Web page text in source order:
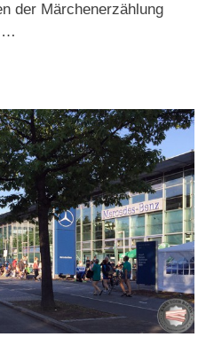
der Märchenerzählung
…